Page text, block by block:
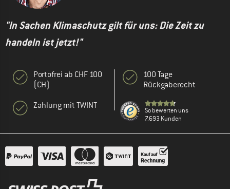
"In Sachen Klimaschutz gilt für uns: Die Zeit zu
handeln ist jetzt!"
Portofrei ab CHF 100
(CH)
Zahlung mit TWINT
100 Tage
Rückgaberecht
So bewerten uns
7.693 Kunden